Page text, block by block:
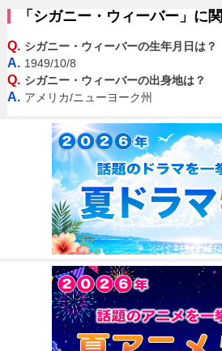
「シガニー・ウィーバー」に
Q. シガニー・ウィーバーの生年月日は？
A. 1949/10/8
Q. シガニー・ウィーバーの出身地は？
A. アメリカ/ニューヨーク州